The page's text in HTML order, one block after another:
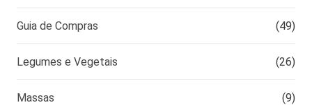
Guia de Compras (49)
Legumes e Vegetais (26)
Massas (9)